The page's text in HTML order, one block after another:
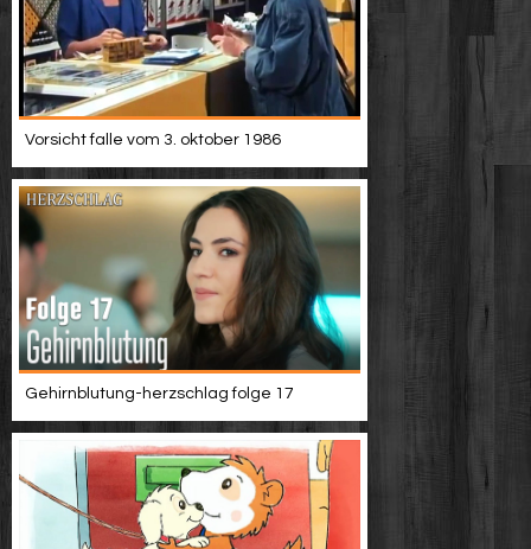
Vorsicht falle vom 3. oktober 1986
Gehirnblutung-herzschlag folge 17